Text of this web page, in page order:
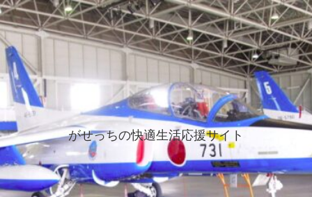
がせっちの快適生活応援サイト